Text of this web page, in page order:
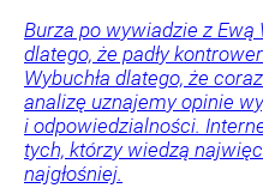
Burza po wywiadzie z Ewą
dlatego, że padły
Wybuchła dlatego, że
analizę uznajemy opinie
i odpowiedzialności.
tych, którzy wiedzą
najgłośniej.